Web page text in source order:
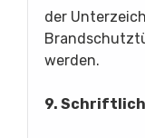
der
werden.
9.